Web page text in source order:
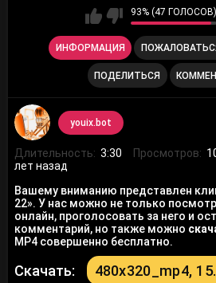
93% (47 ГОЛОСОВ)
ИНФОРМАЦИЯ
ПОДЕЛИТЬСЯ
youix.bot
Длительность: 3:30 Просмотров:
лет назад
Вашему вниманию представлен
22». У нас можно не только
онлайн, проголосовать за него и
комментарий, но также можно
MP4 совершенно бесплатно.
Скачать: 480x320_mp4,